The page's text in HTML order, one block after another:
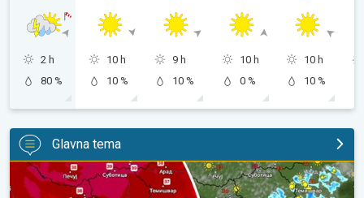
2 h
80 %
10 h
10 %
9 h
10 %
10 h
0 %
10 h
10 %
Glavna tema
Vruće, ali i malo nestabilnije. Neznatno svežije u subotu. . .